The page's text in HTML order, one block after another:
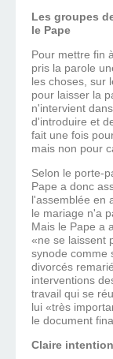
Les groupes
le Pape
Pour mettre fin
pris la parole
les choses, sur
pour laisser la
n'intervient
d'introduire et
fait une fois
mais non pour
Selon le porte-
Pape a donc
l'assemblée en
le mariage n'a
Mais le Pape a
«ne se laissent
synode comme
divorcés
interventions
travail qui se
lui «très
le document
Claire